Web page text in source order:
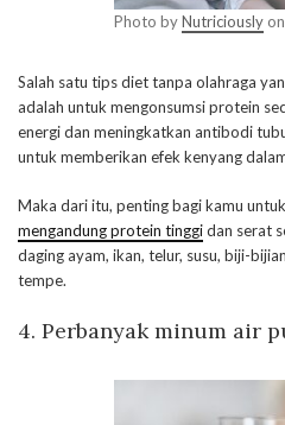
Photo byNutriciously on
Salah satu tips diet tanpa olahraga
adalah untuk mengonsumsi protein
energi dan meningkatkan antibodi
untuk memberikan efek kenyang
Maka dari itu, penting bagi kamu
mengandung protein tinggidan serat
daging ayam, ikan, telur, susu, biji-
tempe.
4. Perbanyak minum air